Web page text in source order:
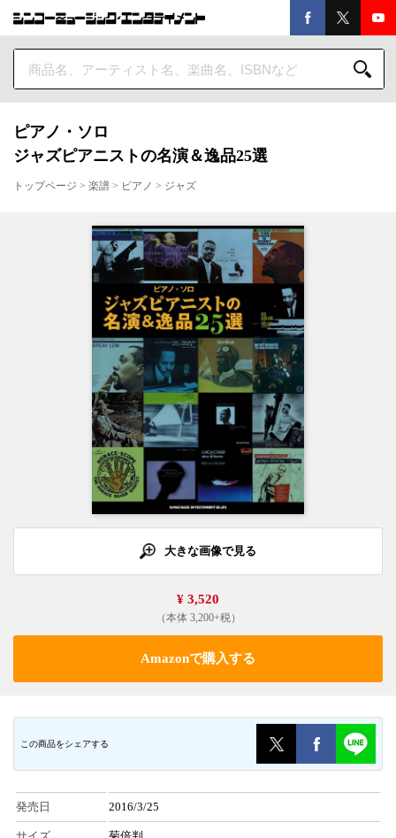
ピアノ・ソロ
ジャズピアニストの名演＆逸品25選
トップページ > 楽譜 > ピアノ > ジャズ
大きな画像で見る
¥ 3,520
（本体 3,200+税）
Amazonで購入する
この商品をシェアする
発売日 2016/3/25